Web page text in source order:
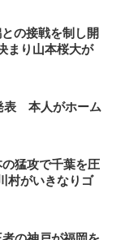
の接戦を制し開
まり山本桜大が
表 本人がホーム
の猛攻で千葉を圧
村がいきなりゴ